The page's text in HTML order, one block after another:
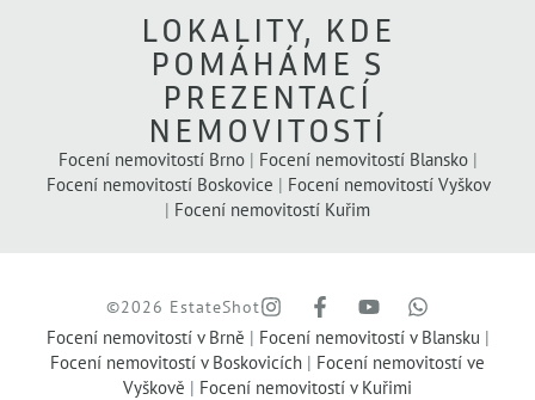
LOKALITY, KDE
POMÁHÁME S
PREZENTACÍ
NEMOVITOSTÍ
Focení nemovitostí Brno| Focení nemovitostí Blansko|
Focení nemovitostí Boskovice | Focení nemovitostí Vyškov
| Focení nemovitostí Kuřim
©2026 EstateShot
Focení nemovitostí v Brně | Focení nemovitostí v Blansku |
Focení nemovitostí v Boskovicích | Focení nemovitostí ve
Vyškově | Focení nemovitostí v Kuřimi